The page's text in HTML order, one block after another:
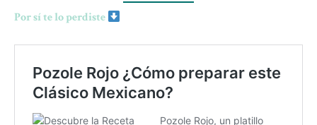
Por sí te lo perdiste